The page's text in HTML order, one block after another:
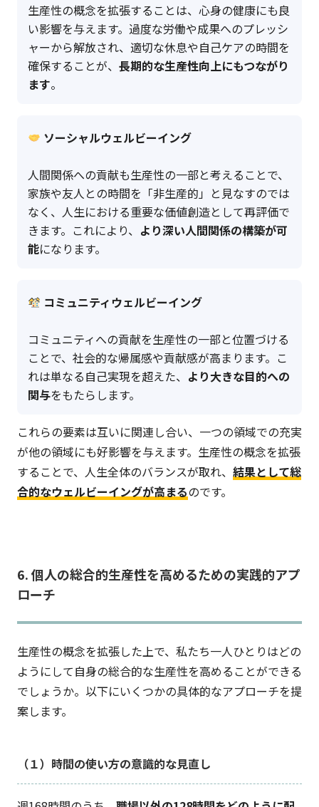
生産性の概念を拡張することは、心身の健康にも良
い影響を与えます。過度な労働や成果へのプレッシ
ャーから解放され、適切な休息や自己ケアの時間を
確保することが、 長期的な生産性向上にもつながり
ます。
ソーシャルウェルビーイング
人間関係への貢献も生産性の一部と考えることで、
家族や友人との時間を「非生産的」と見なすのでは
なく、人生における重要な価値創造として再評価で
きます。これにより、 より深い人間関係の構築が可
能になります。
コミュニティウェルビーイング
コミュニティへの貢献を生産性の一部と位置づける
ことで、社会的な帰属感や貢献感が高まります。こ
れは単なる自己実現を超えた、 より大きな目的への
関与をもたらします。
これらの要素は互いに関連し合い、一つの領域での充実
が他の領域にも好影響を与えます。生産性の概念を拡張
することで、人生全体のバランスが取れ、 結果として総
合的なウェルビーイングが高まるのです。
6. 個人の総合的生産性を高めるための実践的アプ
ローチ
生産性の概念を拡張した上で、私たち一人ひとりはどの
ようにして自身の総合的な生産性を高めることができる
でしょうか。以下にいくつかの具体的なアプローチを提
案します。
（１）時間の使い方の意識的な見直し